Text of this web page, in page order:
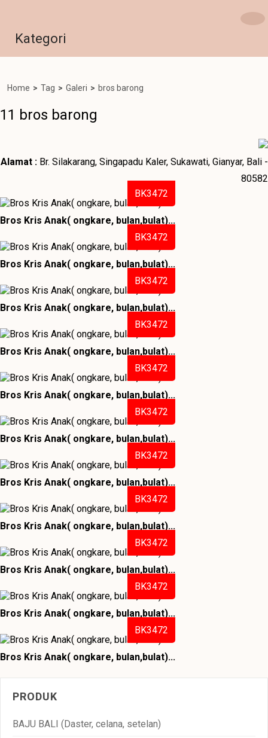
Kategori
Home > Tag > Galeri > bros barong
11 bros barong
Alamat : Br. Silakarang, Singapadu Kaler, Sukawati, Gianyar, Bali -
80582
BK3472
Bros Kris Anak( ongkare, bulan,bulat)...
BK3472
Bros Kris Anak( ongkare, bulan,bulat)...
BK3472
Bros Kris Anak( ongkare, bulan,bulat)...
BK3472
Bros Kris Anak( ongkare, bulan,bulat)...
BK3472
Bros Kris Anak( ongkare, bulan,bulat)...
BK3472
Bros Kris Anak( ongkare, bulan,bulat)...
BK3472
Bros Kris Anak( ongkare, bulan,bulat)...
BK3472
Bros Kris Anak( ongkare, bulan,bulat)...
BK3472
Bros Kris Anak( ongkare, bulan,bulat)...
BK3472
Bros Kris Anak( ongkare, bulan,bulat)...
BK3472
Bros Kris Anak( ongkare, bulan,bulat)...
PRODUK
BAJU BALI (Daster, celana, setelan)